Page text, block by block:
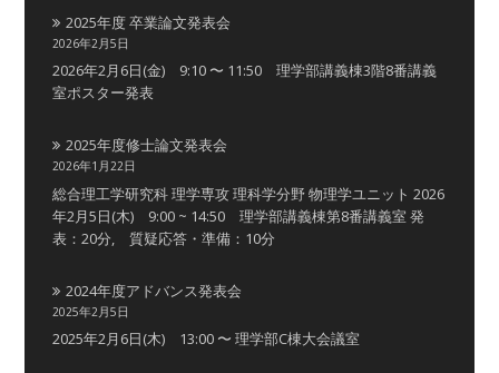
2025年度 卒業論文発表会
2026年2月5日
2026年2月6日(金) 9:10 〜 11:50 理学部講義棟3階8番講義
室ポスター発表
2025年度修士論文発表会
2026年1月22日
総合理工学研究科 理学専攻 理科学分野 物理学ユニット 2026
年2月5日(木) 9:00 ~ 14:50 理学部講義棟第8番講義室 発
表：20分, 質疑応答・準備：10分
2024年度アドバンス発表会
2025年2月5日
2025年2月6日(木) 13:00 〜 理学部C棟大会議室